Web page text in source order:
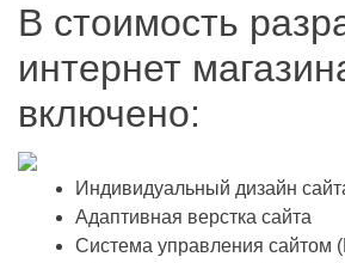
В стоимость
интернет
включено:
Индивидуальный дизайн
Адаптивная верстка сайта
Система управления сайтом